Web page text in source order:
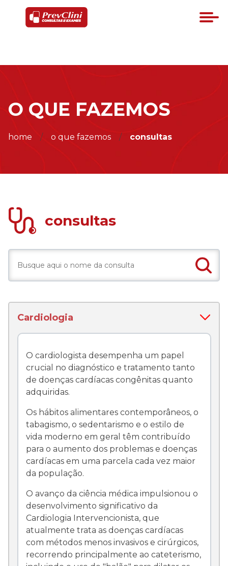
O QUE FAZEMOS
home o que fazemos consultas
consultas
Cardiologia
O cardiologista desempenha um papel
crucial no diagnóstico e tratamento tanto
de doenças cardíacas congênitas quanto
adquiridas.
Os hábitos alimentares contemporâneos, o
tabagismo, o sedentarismo e o estilo de
vida moderno em geral têm contribuído
para o aumento dos problemas e doenças
cardíacas em uma parcela cada vez maior
da população.
O avanço da ciência médica impulsionou o
desenvolvimento significativo da
Cardiologia Intervencionista, que
atualmente trata as doenças cardíacas
com métodos menos invasivos e cirúrgicos,
recorrendo principalmente ao cateterismo,